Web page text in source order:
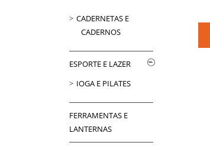
CADERNETAS E
CADERNOS
ESPORTE E LAZER
IOGA E PILATES
FERRAMENTAS E
LANTERNAS